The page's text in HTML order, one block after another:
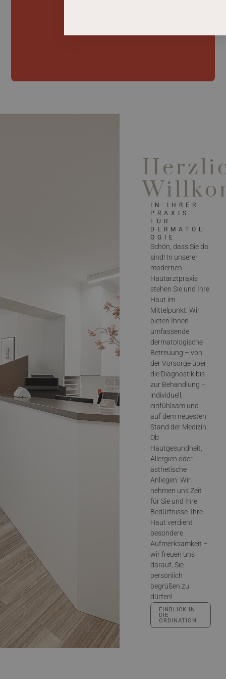
IN IHRER
PRAXIS
FÜR
DERMATOL
OGIE
Schön, dass Sie da
sind! In unserer
modernen
Hautarztpraxis
stehen Sie und Ihre
Haut im
Mittelpunkt. Wir
bieten Ihnen
umfassende
dermatologische
Betreuung – von
der Vorsorge über
die Diagnostik bis
zur Behandlung –
individuell,
einfühlsam und
auf dem neuesten
Stand der Medizin.
Ob
Hautgesundheit,
Allergien oder
ästhetische
Anliegen: Wir
nehmen uns Zeit
für Sie und Ihre
Bedürfnisse. Ihre
Haut verdient
besondere
Aufmerksamkeit –
wir freuen uns
darauf, Sie
persönlich
begrüßen zu
dürfen!
EINBLICK IN
DIE
ORDINATION